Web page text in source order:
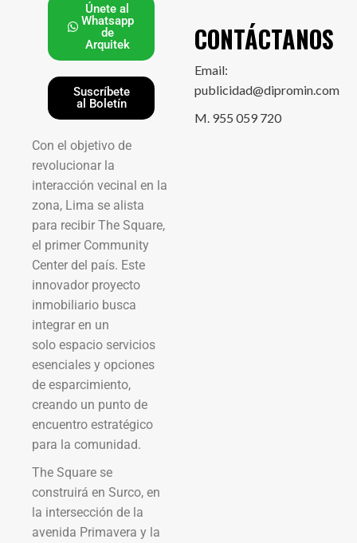
Únete al
Whatsapp
de
Arquitek
Suscríbete
al Boletín
Con el objetivo de
revolucionar la
interacción vecinal en la
zona, Lima se alista
para recibir The Square,
el primer Community
Center del país. Este
innovador proyecto
inmobiliario busca
integrar en un
solo espacio servicios
esenciales y opciones
de esparcimiento,
creando un punto de
encuentro estratégico
para la comunidad.
The Square se
construirá en Surco, en
la intersección de la
avenida Primavera y la
CONTÁCTANOS
Email:
publicidad@dipromin.com
M. 955 059 720